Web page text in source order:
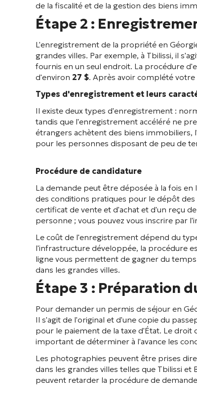
de la fiscalité et de la gestion des biens
Étape 2 :
L'enregistrement de la propriété en
grandes villes. Par exemple, à Tbilissi, il
fournis en un seul endroit. La procédure
d'environ 27 $. Après avoir complété
Types d'enregistrement et leurs
Il existe deux types d'enregistrement :
tandis que l'enregistrement accéléré ne
étrangers achètent des biens
pour les personnes disposant de peu de
Procédure de candidature
La demande peut être déposée à la fois
des conditions pratiques pour le dépôt
certificat de vente et d'achat et d'un reçu
personne ; vous pouvez vous inscrire par
Le coût de l'enregistrement dépend du
l'infrastructure développée, la procédure
ligne vous permettent de gagner du
dans les grandes villes.
Étape 3 : Préparation
Pour demander un permis de séjour en
Il s'agit de l'original et d'une copie du
pour le paiement de la taxe d'État. Le
important de déterminer à l'avance les
Les photographies peuvent être prises
dans les grandes villes telles que Tbilissi
peuvent retarder la procédure de